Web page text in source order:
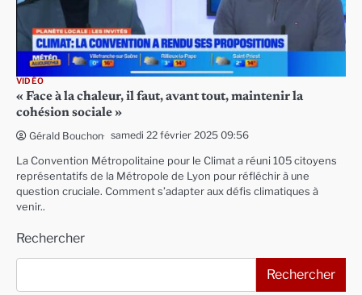
VIDÉO
« Face à la chaleur, il faut, avant tout, maintenir la
cohésion sociale »
Gérald Bouchon samedi 22 février 2025 09:56
La Convention Métropolitaine pour le Climat a réuni 105 citoyens
représentatifs de la Métropole de Lyon pour réfléchir à une
question cruciale. Comment s’adapter aux défis climatiques à
venir..
Rechercher
Rechercher